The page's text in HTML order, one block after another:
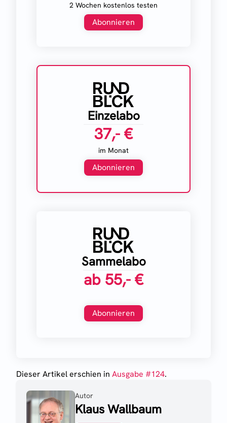
2 Wochen kostenlos testen
Abonnieren
Einzelabo
37,- €
im Monat
Abonnieren
Sammelabo
ab 55,- €
Abonnieren
Dieser Artikel erschien in Ausgabe #124.
Autor
Klaus Wallbaum